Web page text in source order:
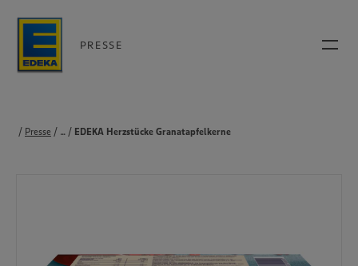
PRESSE
Presse Produkte
EDEKA Herzstücke Granatapfelkerne
...